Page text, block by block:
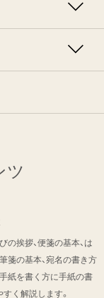
ツ
の挨拶、便箋の基本、は
箋の基本、宛名の書き方
紙を書く方に手紙の書
く解説します。